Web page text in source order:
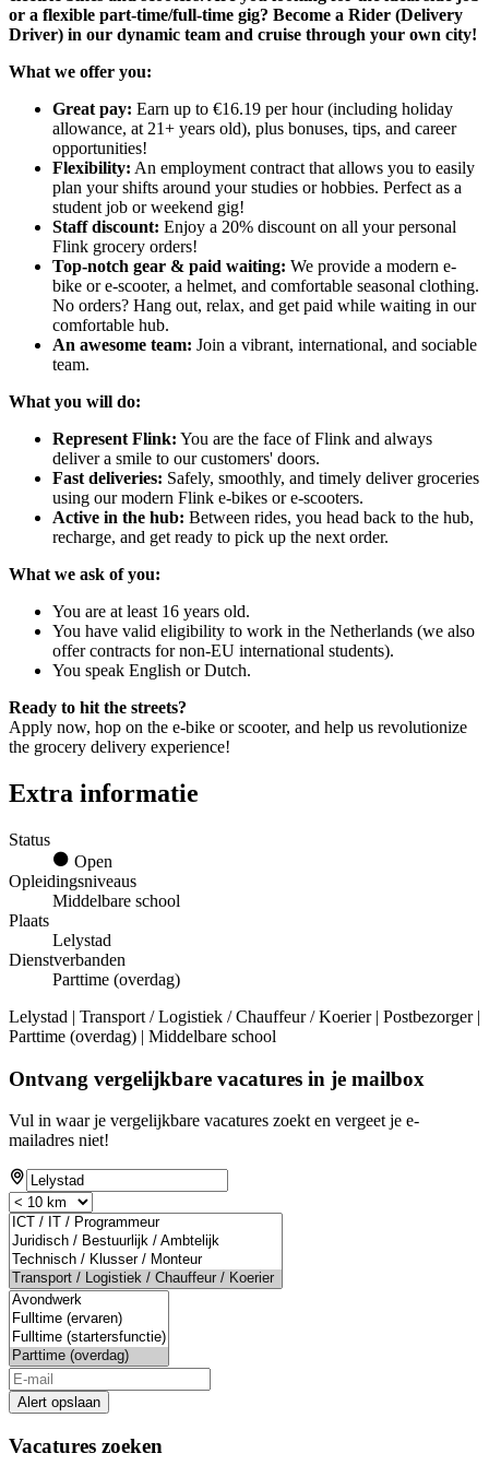
or a flexible part-time/full-time gig? Become a Rider (Delivery
Driver) in our dynamic team and cruise through your own city!
What we offer you:
Great pay: Earn up to €16.19 per hour (including holiday
allowance, at 21+ years old), plus bonuses, tips, and career
opportunities!
Flexibility: An employment contract that allows you to easily
plan your shifts around your studies or hobbies. Perfect as a
student job or weekend gig!
Staff discount: Enjoy a 20% discount on all your personal
Flink grocery orders!
Top-notch gear & paid waiting: We provide a modern e-
bike or e-scooter, a helmet, and comfortable seasonal clothing.
No orders? Hang out, relax, and get paid while waiting in our
comfortable hub.
An awesome team: Join a vibrant, international, and sociable
team.
What you will do:
Represent Flink: You are the face of Flink and always
deliver a smile to our customers' doors.
Fast deliveries: Safely, smoothly, and timely deliver groceries
using our modern Flink e-bikes or e-scooters.
Active in the hub: Between rides, you head back to the hub,
recharge, and get ready to pick up the next order.
What we ask of you:
You are at least 16 years old.
You have valid eligibility to work in the Netherlands (we also
offer contracts for non-EU international students).
You speak English or Dutch.
Ready to hit the streets?
Apply now, hop on the e-bike or scooter, and help us revolutionize
the grocery delivery experience!
Extra informatie
Status
Open
Opleidingsniveaus
Middelbare school
Plaats
Lelystad
Dienstverbanden
Parttime (overdag)
Lelystad | Transport / Logistiek / Chauffeur / Koerier | Postbezorger |
Parttime (overdag) | Middelbare school
Ontvang vergelijkbare vacatures in je mailbox
Vul in waar je vergelijkbare vacatures zoekt en vergeet je e-
mailadres niet!
Alert opslaan
Vacatures zoeken